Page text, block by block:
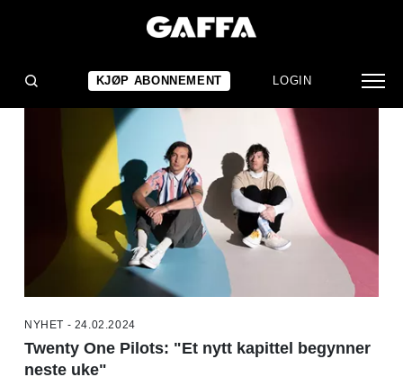
KJØP ABONNEMENT LOGIN
NYHET - 24.02.2024
Twenty One Pilots: "Et nytt kapittel begynner
neste uke"